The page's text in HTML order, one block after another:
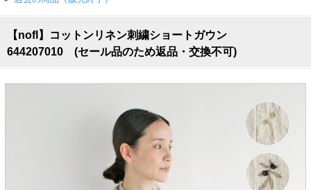
ワンピース
スカート
レギンス・インナー
服飾雑貨
【nofl】コットンリネン刺繍ショートガウン
644207010 (セール品のため返品・交換不可)